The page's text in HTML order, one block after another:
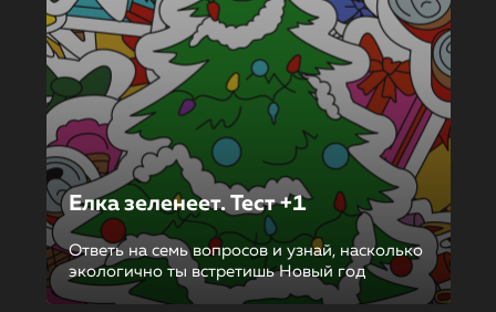
Елка зеленеет. Тест +1
Ответь на семь вопросов и узнай, насколько
экологично ты встретишь Новый год